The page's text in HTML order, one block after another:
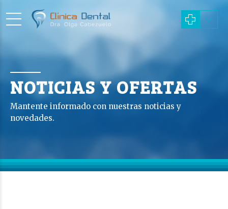
NOTICIAS Y OFERTAS
Mantente informado con nuestras noticias y
novedades.